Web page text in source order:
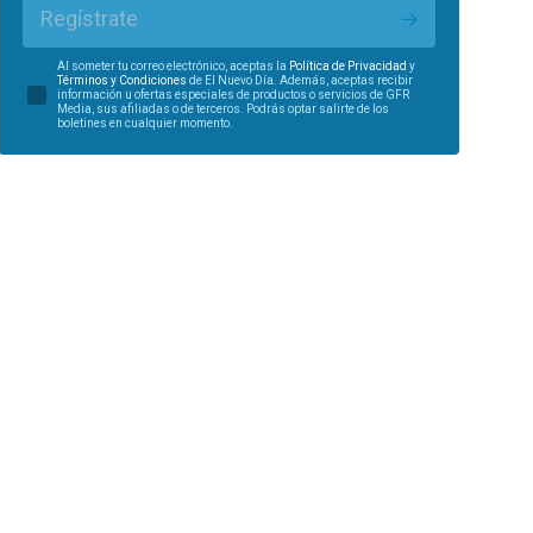
Regístrate
Al someter tu correo electrónico, aceptas la Política de Privacidad y
Términos y Condiciones de El Nuevo Día. Además, aceptas recibir
información u ofertas especiales de productos o servicios de GFR
Media, sus afiliadas o de terceros. Podrás optar salirte de los
boletines en cualquier momento.